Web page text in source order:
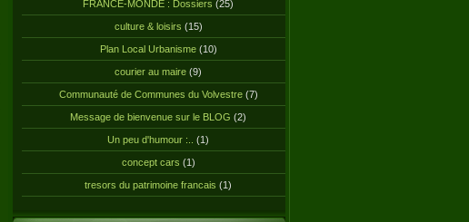
FRANCE-MONDE : Dossiers (25)
culture & loisirs (15)
Plan Local Urbanisme(10)
courier au maire (9)
Communauté de Communes du Volvestre(7)
Message de bienvenue sur le BLOG (2)
Un peu d'humour :.. (1)
concept cars (1)
tresors du patrimoine francais (1)